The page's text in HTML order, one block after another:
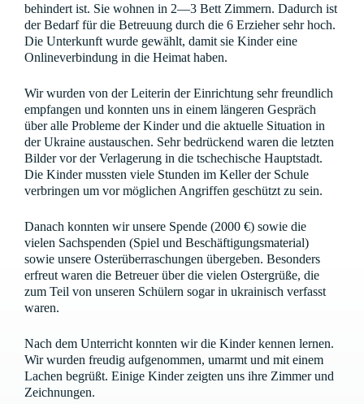
behindert ist. Sie wohnen in 2—3 Bett Zimmern. Dadurch ist
der Bedarf für die Betreuung durch die 6 Erzieher sehr hoch.
Die Unterkunft wurde gewählt, damit sie Kinder eine
Onlineverbindung in die Heimat haben.
Wir wurden von der Leiterin der Einrichtung sehr freundlich
empfangen und konnten uns in einem längeren Gespräch
über alle Probleme der Kinder und die aktuelle Situation in
der Ukraine austauschen. Sehr bedrückend waren die letzten
Bilder vor der Verlagerung in die tschechische Hauptstadt.
Die Kinder mussten viele Stunden im Keller der Schule
verbringen um vor möglichen Angriffen geschützt zu sein.
Danach konnten wir unsere Spende (2000 €) sowie die
vielen Sachspenden (Spiel und Beschäftigungsmaterial)
sowie unsere Osterüberraschungen übergeben. Besonders
erfreut waren die Betreuer über die vielen Ostergrüße, die
zum Teil von unseren Schülern sogar in ukrainisch verfasst
waren.
Nach dem Unterricht konnten wir die Kinder kennen lernen.
Wir wurden freudig aufgenommen, umarmt und mit einem
Lachen begrüßt. Einige Kinder zeigten uns ihre Zimmer und
Zeichnungen.